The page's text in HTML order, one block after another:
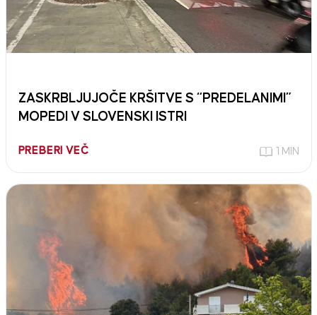
ZASKRBLJUJOČE KRŠITVE S “PREDELANIMI”
MOPEDI V SLOVENSKI ISTRI
PREBERI VEČ 1 MIN